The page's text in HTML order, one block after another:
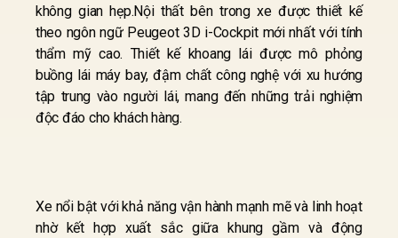
không gian hẹp.Nội thất bên trong xe được thiết kế
theo ngôn ngữ Peugeot 3D i-Cockpit mới nhất với tính
thẩm mỹ cao. Thiết kế khoang lái được mô phỏng
buồng lái máy bay, đậm chất công nghệ với xu hướng
tập trung vào người lái, mang đến những trải nghiệm
độc đáo cho khách hàng.
Xe nổi bật với khả năng vận hành mạnh mẽ và linh hoạt
nhờ kết hợp xuất sắc giữa khung gầm và động